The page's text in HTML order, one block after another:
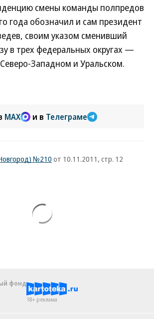
смены команды полпредов
года обозначил и сам президент
своим указом сменивший
в трех федеральных округах —
Западном и Уральском.
MAX и в Телеграме
№210 от 10.11.2011, стр. 12
фонд
18+ реклама